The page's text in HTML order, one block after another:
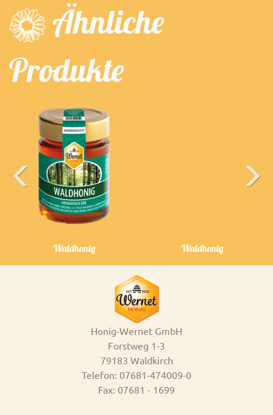
Ähnliche
Produkte
Waldhonig Waldhonig
Previous
Honig-Wernet GmbH
Forstweg 1-3
79183 Waldkirch
Telefon: 07681-474009-0
Fax: 07681 - 1699